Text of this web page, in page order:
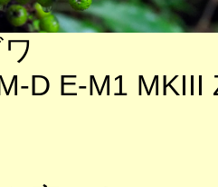
D E-M1